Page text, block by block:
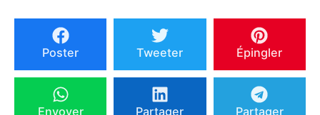
Poster Tweeter Épingler
Envoyer Partager Partager